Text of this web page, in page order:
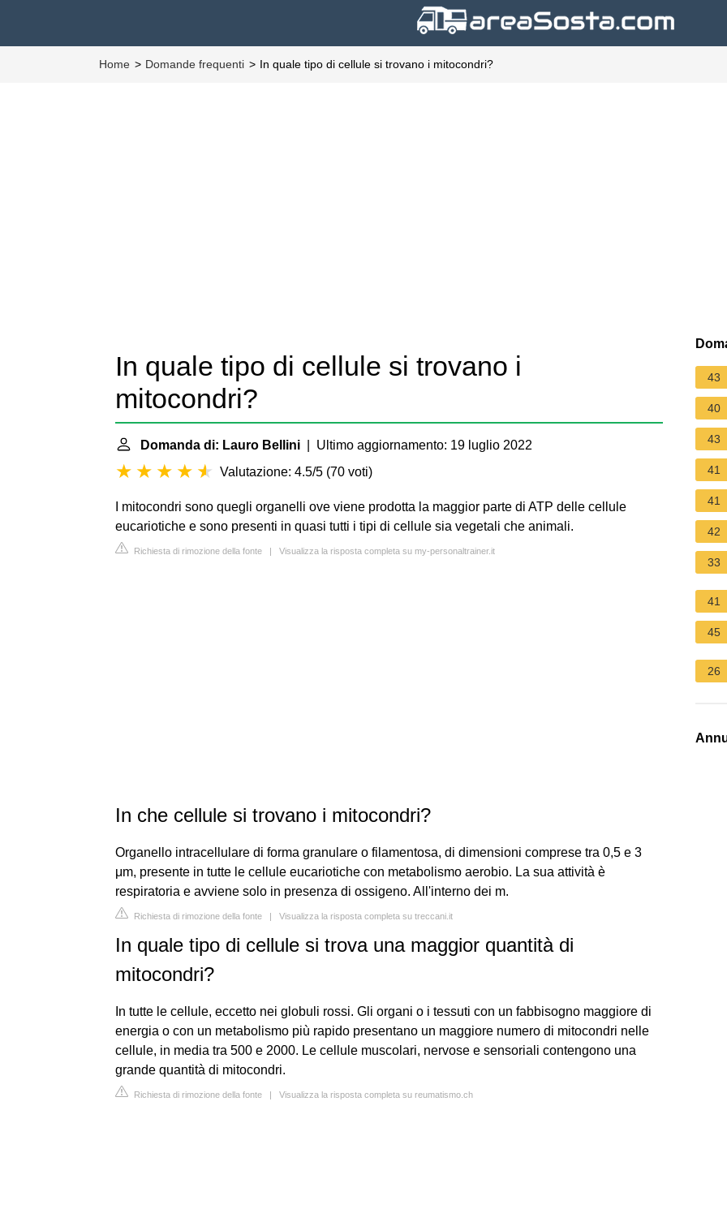
Home Domande frequenti In quale tipo di cellule si trovano i mitocondri?
In quale tipo di cellule si trovano i
mitocondri?
Domanda di: Lauro Bellini | Ultimo aggiornamento: 19 luglio 2022
Valutazione: 4.5/5 (70 voti)
I mitocondri sono quegli organelli ove viene prodotta la maggior parte di ATP delle cellule
eucariotiche e sono presenti in quasi tutti i tipi di cellule sia vegetali che animali.
Richiesta di rimozione della fonte | Visualizza la risposta completa su my-personaltrainer.it
In che cellule si trovano i mitocondri?
Organello intracellulare di forma granulare o filamentosa, di dimensioni comprese tra 0,5 e 3
μm, presente in tutte le cellule eucariotiche con metabolismo aerobio. La sua attività è
respiratoria e avviene solo in presenza di ossigeno. All'interno dei m.
Richiesta di rimozione della fonte | Visualizza la risposta completa su treccani.it
In quale tipo di cellule si trova una maggior quantità di
mitocondri?
In tutte le cellule, eccetto nei globuli rossi. Gli organi o i tessuti con un fabbisogno maggiore di
energia o con un metabolismo più rapido presentano un maggiore numero di mitocondri nelle
cellule, in media tra 500 e 2000. Le cellule muscolari, nervose e sensoriali contengono una
grande quantità di mitocondri.
Richiesta di rimozione della fonte | Visualizza la risposta completa su reumatismo.ch
43
40
43
41
41
42
33
41
45
26